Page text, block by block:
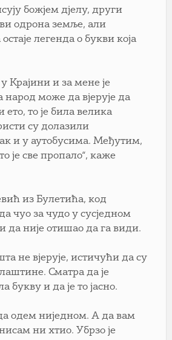
божјем дјелу, други
одрона земље, али
легенда о букви која
Крајини и за мене је
народ може да вјерује да
ето, то је била велика
су долазили
и у аутобусима. Међутим,
је све пропало“, каже
из Булетића, код
чуо за чудо у сусједном
да није отишао да га види.
не вјерује, истичући да су
Сматра да је
букву и да је то јасно.
одем ниједном. А да вам
ни хтио. Убрзо је